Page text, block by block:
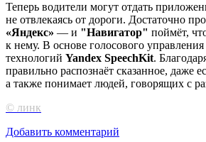
Теперь водители могут отдать
не отвлекаясь от дороги. Достаточно
«Яндекс» — и "Навигатор" поймёт,
к нему. В основе голосового
технологий Yandex SpeechKit.
правильно распознаёт сказанное, даже
а также понимает людей, говорящих с
© линк
Добавить комментарий